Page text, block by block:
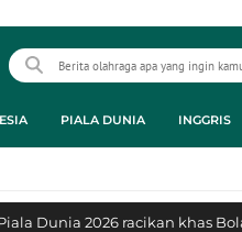
PIALA DUNIA INGGRIS
Dunia 2026 racikan khas